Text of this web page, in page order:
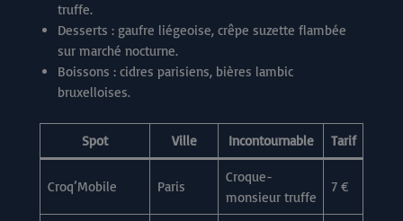
truffe.
Desserts : gaufre liégeoise, crêpe suzette flambée
sur marché nocturne.
Boissons : cidres parisiens, bières lambic
bruxelloises.
Spot Ville Incontournable Tarif
Croq’Mobile Paris
Croque-
monsieur truffe
7 €